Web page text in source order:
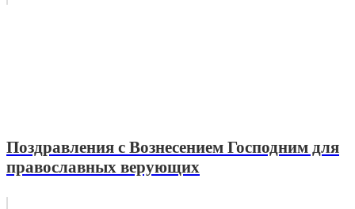
Поздравления с Вознесением Господним для
православных верующих